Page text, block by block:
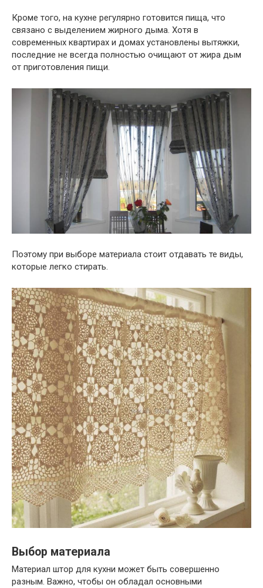
Кроме того, на кухне регулярно готовится пища, что
связано с выделением жирного дыма. Хотя в
современных квартирах и домах установлены вытяжки,
последние не всегда полностью очищают от жира дым
от приготовления пищи.
Поэтому при выборе материала стоит отдавать те виды,
которые легко стирать.
Выбор материала
Материал штор для кухни может быть совершенно
разным. Важно, чтобы он обладал основными